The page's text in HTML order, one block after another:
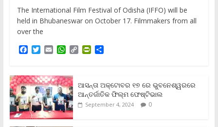
The International Film Festival of Odisha (IFFO) will be
held in Bhubaneswar on October 17. Filmmakers from all
over the
F
e
b
o
o
k
T
t
t
e
r
E
i
l
W
t
s
A
p
p
C
L
i
n
k
P
t
F
r
i
S
e
ଆସନ୍ତା ଅକ୍ଟୋବର ୧୭ ରେ ଭୁବନେଶ୍ୱରରେ
ଆନ୍ତର୍ଜାତିକ ଫିଲ୍ମ ଫେଷ୍ଟିଭାଲ
September 4, 2024 0